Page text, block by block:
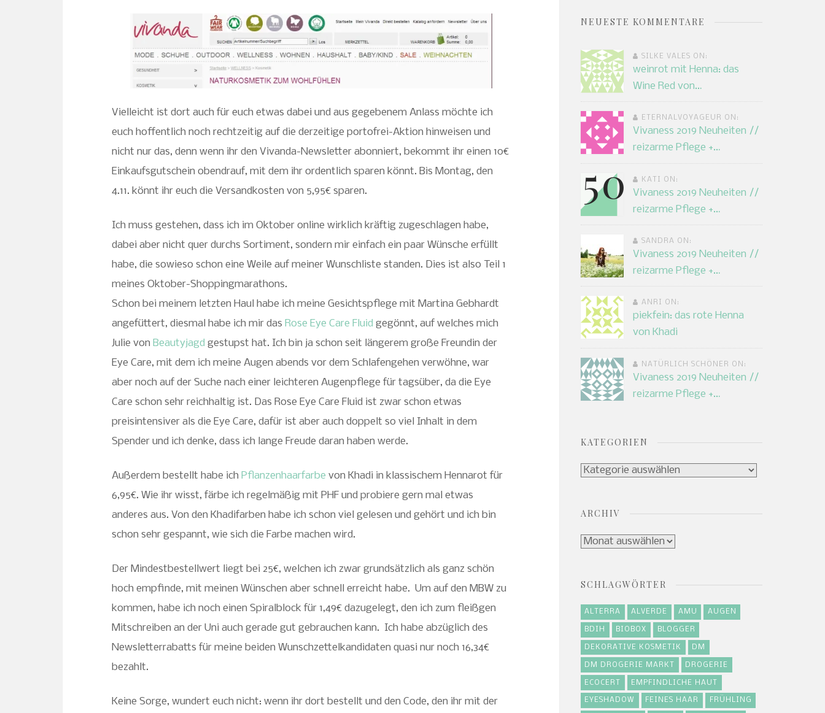
Vielleicht ist dort auch für euch etwas dabei und aus gegebenem Anlass möchte ich
euch hoffentlich noch rechtzeitig auf die derzeitige portofrei-Aktion hinweisen und
nicht nur das, denn wenn ihr den Vivanda-Newsletter abonniert, bekommt ihr einen 10€
Einkaufsgutschein obendrauf, mit dem ihr ordentlich sparen könnt. Bis Montag, den
4.11. könnt ihr euch die Versandkosten von 5,95€ sparen.
Ich muss gestehen, dass ich im Oktober online wirklich kräftig zugeschlagen habe,
dabei aber nicht quer durchs Sortiment, sondern mir einfach ein paar Wünsche erfüllt
habe, die sowieso schon eine Weile auf meiner Wunschliste standen. Dies ist also Teil 1
meines Oktober-Shoppingmarathons.
Schon bei meinem letzten Haul habe ich meine Gesichtspflege mit Martina Gebhardt
angefüttert, diesmal habe ich mir das Rose Eye Care Fluid gegönnt, auf welches mich
Julie von Beautyjagd gestupst hat. Ich bin ja schon seit längerem große Freundin der
Eye Care, mit dem ich meine Augen abends vor dem Schlafengehen verwöhne, war
aber noch auf der Suche nach einer leichteren Augenpflege für tagsüber, da die Eye
Care schon sehr reichhaltig ist. Das Rose Eye Care Fluid ist zwar schon etwas
preisintensiver als die Eye Care, dafür ist aber auch doppelt so viel Inhalt in dem
Spender und ich denke, dass ich lange Freude daran haben werde.
Außerdem bestellt habe ich Pflanzenhaarfarbe von Khadi in klassischem Hennarot für
6,95€. Wie ihr wisst, färbe ich regelmäßig mit PHF und probiere gern mal etwas
anderes aus. Von den Khadifarben habe ich schon viel gelesen und gehört und ich bin
schon sehr gespannt, wie sich die Farbe machen wird.
Der Mindestbestellwert liegt bei 25€, welchen ich zwar grundsätzlich als ganz schön
hoch empfinde, mit meinen Wünschen aber schnell erreicht habe. Um auf den MBW zu
kommen, habe ich noch einen Spiralblock für 1,49€ dazugelegt, den ich zum fleißgen
Mitschreiben an der Uni auch gerade gut gebrauchen kann. Ich habe abzüglich des
Newsletterrabatts für meine beiden Wunschzettelkandidaten quasi nur noch 16,34€
bezahlt.
Keine Sorge, wundert euch nicht: wenn ihr dort bestellt und den Code, den ihr mit der
NEUESTE KOMMENTARE
SILKE VALES ON:
weinrot mit Henna: das
Wine Red von…
ETERNALVOYAGEUR ON:
Vivaness 2019 Neuheiten //
reizarme Pflege +…
KATI ON:
Vivaness 2019 Neuheiten //
reizarme Pflege +…
SANDRA ON:
Vivaness 2019 Neuheiten //
reizarme Pflege +…
ANRI ON:
piekfein: das rote Henna
von Khadi
NATÜRLICH SCHÖNER ON:
Vivaness 2019 Neuheiten //
reizarme Pflege +…
KATEGORIEN
Kategorien
ARCHIV
Archiv
SCHLAGWÖRTER
ALTERRA ALVERDE AMU AUGEN
BDIH BIOBOX BLOGGER
DEKORATIVE KOSMETIK DM
DM DROGERIE MARKT DROGERIE
ECOCERT EMPFINDLICHE HAUT
EYESHADOW FEINES HAAR FRÜHLING